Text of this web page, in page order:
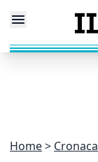
Home Cronaca